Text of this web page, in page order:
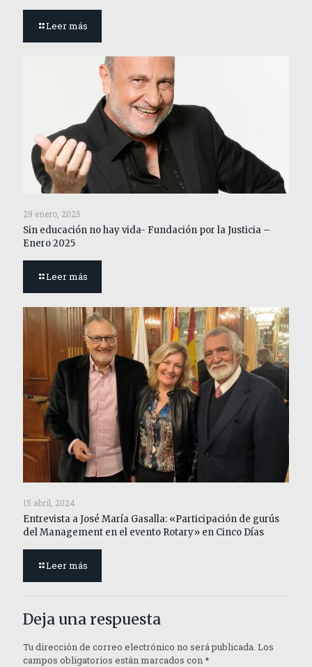
Leer más
29 enero, 2025
Sin educación no hay vida- Fundación por la Justicia –
Enero 2025
Leer más
15 abril, 2024
Entrevista a José María Gasalla: «Participación de gurús
del Management en el evento Rotary» en Cinco Días
Leer más
Deja una respuesta
Tu dirección de correo electrónico no será publicada. Los
campos obligatorios están marcados con*